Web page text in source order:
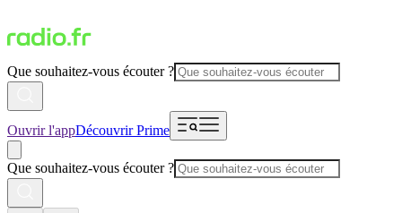
Que souhaitez-vous écouter ?
Ouvrir l'appDécouvrir Prime
Que souhaitez-vous écouter ?